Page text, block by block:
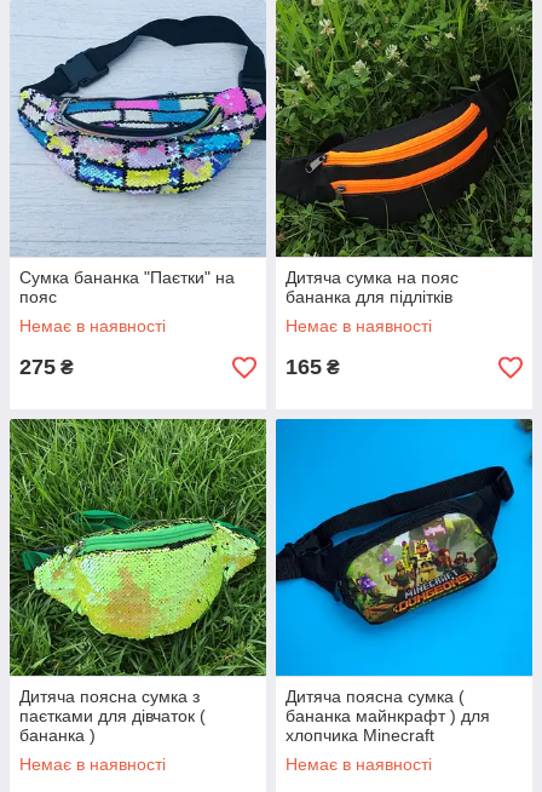
Сумка бананка "Паєтки" на
пояс
Немає в наявності
275 ₴
Дитяча сумка на пояс
бананка для підлітків
Немає в наявності
165 ₴
Дитяча поясна сумка з
паєтками для дівчаток (
бананка )
Немає в наявності
Дитяча поясна сумка (
бананка майнкрафт ) для
хлопчика Minecraft
Немає в наявності